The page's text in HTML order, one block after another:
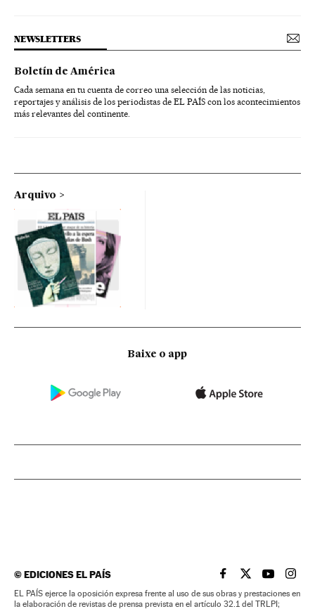
NEWSLETTERS
Boletín de América
Cada semana en tu cuenta de correo una selección de las noticias,
reportajes y análisis de los periodistas de EL PAÍS con los acontecimientos
más relevantes del continente.
Arquivo
Baixe o app
©EDICIONES EL PAÍS EL PAÍS BRASIL EN
EL PAÍSEL PAÍS
EL
EL PAÍS ejerce la oposición expresa frente al uso de sus obras y prestaciones en
la elaboración de revistas de prensa prevista en el artículo 32.1 del TRLPI;